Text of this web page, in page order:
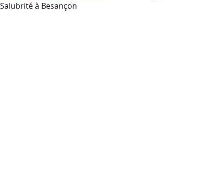
Salubrité à Besançon